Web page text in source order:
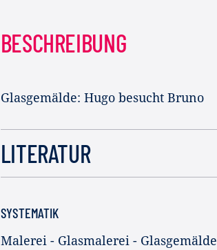
BESCHREIBUNG
Glasgemälde: Hugo besucht Bruno
LITERATUR
SYSTEMATIK
Malerei - Glasmalerei - Glasgemälde